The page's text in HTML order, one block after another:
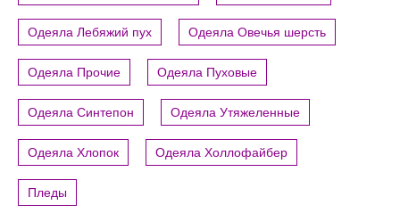
Одеяла Лебяжий пух Одеяла Овечья шерсть
Одеяла Прочие Одеяла Пуховые
Одеяла Синтепон Одеяла Утяжеленные
Одеяла Хлопок Одеяла Холлофайбер
Пледы